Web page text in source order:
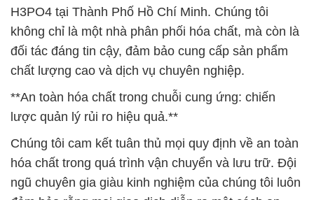
H3PO4 tại Thành Phố Hồ Chí Minh. Chúng tôi
không chỉ là một nhà phân phối hóa chất, mà còn là
đối tác đáng tin cậy, đảm bảo cung cấp sản phẩm
chất lượng cao và dịch vụ chuyên nghiệp.
**An toàn hóa chất trong chuỗi cung ứng: chiến
lược quản lý rủi ro hiệu quả.**
Chúng tôi cam kết tuân thủ mọi quy định về an toàn
hóa chất trong quá trình vận chuyển và lưu trữ. Đội
ngũ chuyên gia giàu kinh nghiệm của chúng tôi luôn